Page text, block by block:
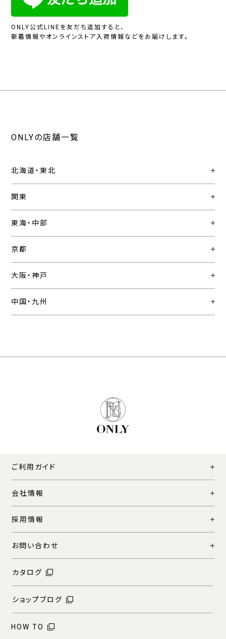
ONLY公式LINEを友だち追加すると、
新着情報やオンラインストア入荷情報などをお届けします。
ONLYの店舗一覧
北海道・東北
関東
東海・中部
京都
大阪・神戸
中国・九州
ご利用ガイド
会社情報
採用情報
お問い合わせ
カタログ
ショップブログ
HOW TO